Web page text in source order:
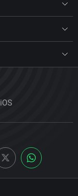
iOS